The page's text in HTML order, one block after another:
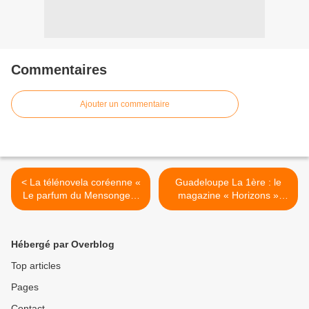
Commentaires
Ajouter un commentaire
< La télénovela coréenne «
Le parfum du Mensonge »
débarque prochainement
Guadeloupe La 1ère : le
magazine « Horizons »
revient demain sur les
Hébergé par Overblog
Top articles
Pages